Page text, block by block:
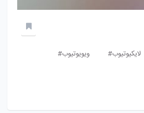
لایکیوتیوب# ویویوتیوب#